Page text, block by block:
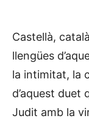
Castellà,
llengües
la intimitat, la
d’aquest duet
Judit amb la